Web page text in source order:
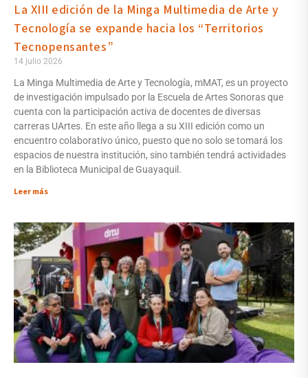
La XIII edición de la Minga Multimedia de Arte y
Tecnología se expande hacia los “Territorios
Tecnopensantes”
14 julio 2026
La Minga Multimedia de Arte y Tecnología, mMAT, es un proyecto
de investigación impulsado por la Escuela de Artes Sonoras que
cuenta con la participación activa de docentes de diversas
carreras UArtes. En este año llega a su XIII edición como un
encuentro colaborativo único, puesto que no solo se tomará los
espacios de nuestra institución, sino también tendrá actividades
en la Biblioteca Municipal de Guayaquil.
Leer más